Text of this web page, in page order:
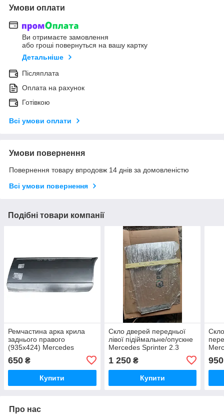
Умови оплати
Ви отримаєте замовлення
або гроші повернуться на вашу картку
Детальніше
Післяплата
Оплата на рахунок
Готівкою
Всі умови оплати
Умови повернення
Повернення товару впродовж 14 днів за домовленістю
Всі умови повернення
Подібні товари компанії
Ремчастина арка крила
заднього правого
(935х424) Mercedes
Спрінтер 1995-2006,
Polcar 50628493
650 ₴
Купити
Скло дверей передньої
лівої підіймальне/опускне
Mercedes Sprinter 2.3
Мерседес Спринтер 1996-
2006, A 9017200318
1 250₴
Купити
950
Про нас